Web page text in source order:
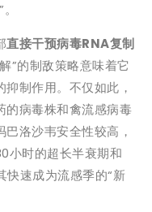
”。
直接干预病毒RNA复制
”的制敌策略意味着它
制作用。不仅如此，
的病毒株和禽流感病毒
洛沙韦安全性较高，
小时的超长半衰期和
快速成为流感季的“新